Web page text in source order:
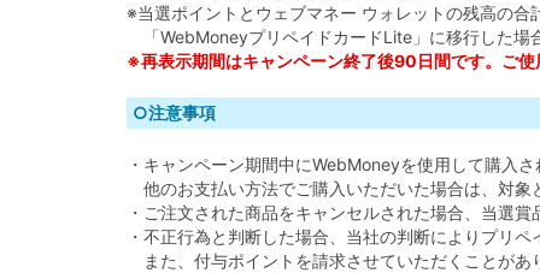
※当選ポイントとウェブマネー ウォレットの残高の
「WebMoneyプリペイドカードLite」に移行した
※再表示期間はキャンペーン終了後90日間です。ご
○注意事項
・キャンペーン期間中にWebMoneyを使用して購入
他のお支払い方法でご購入いただいた場合は、対
・ご注文された商品をキャンセルされた場合、当選
・不正行為と判断した場合、当社の判断によりプリ
また、付与ポイントを請求させていただくことがあ